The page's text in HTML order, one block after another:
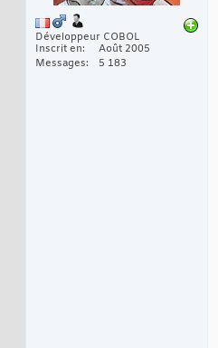
Développeur COBOL
Inscrit en
Août 2005
Messages
5 183